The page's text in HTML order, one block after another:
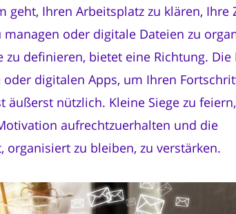
geht, Ihren Arbeitsplatz zu klären, Ihre
managen oder digitale Dateien zu
zu definieren, bietet eine Richtung. Die
oder digitalen Apps, um Ihren
äußerst nützlich. Kleine Siege zu
aufrechtzuerhalten und die
organisiert zu bleiben, zu verstärken.